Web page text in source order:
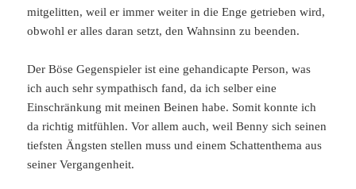
mitgelitten, weil er immer weiter in die Enge getrieben wird,
obwohl er alles daran setzt, den Wahnsinn zu beenden.
Der Böse Gegenspieler ist eine gehandicapte Person, was
ich auch sehr sympathisch fand, da ich selber eine
Einschränkung mit meinen Beinen habe. Somit konnte ich
da richtig mitfühlen. Vor allem auch, weil Benny sich seinen
tiefsten Ängsten stellen muss und einem Schattenthema aus
seiner Vergangenheit.